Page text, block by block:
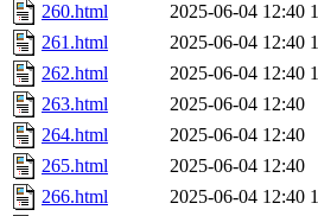
260.html
2025-06-04 12:40
261.html
2025-06-04 12:40
262.html
2025-06-04 12:40
263.html
2025-06-04 12:40
264.html
2025-06-04 12:40
265.html
2025-06-04 12:40
266.html
2025-06-04 12:40